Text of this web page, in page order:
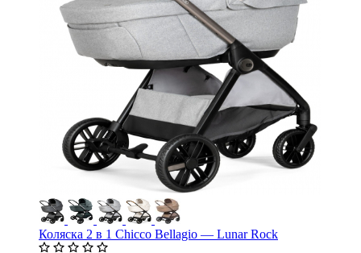
Коляска 2 в 1 Chicco Bellagio — Lunar Rock